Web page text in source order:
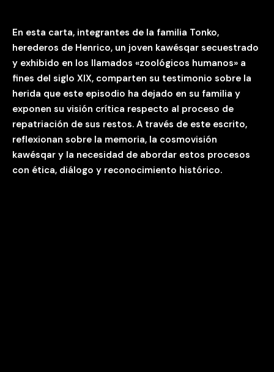
En esta carta, integrantes de la familia Tonko,
herederos de Henrico, un joven kawésqar secuestrado
y exhibido en los llamados «zoológicos humanos» a
fines del siglo XIX, comparten su testimonio sobre la
herida que este episodio ha dejado en su familia y
exponen su visión crítica respecto al proceso de
repatriación de sus restos. A través de este escrito,
reflexionan sobre la memoria, la cosmovisión
kawésqar y la necesidad de abordar estos procesos
con ética, diálogo y reconocimiento histórico.